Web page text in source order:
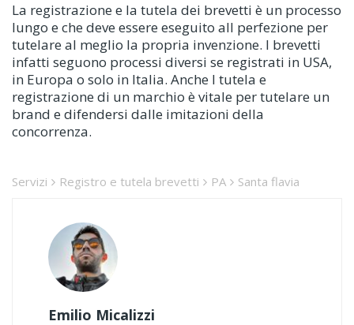
La registrazione e la tutela dei brevetti è un processo
lungo e che deve essere eseguito all perfezione per
tutelare al meglio la propria invenzione. I brevetti
infatti seguono processi diversi se registrati in USA,
in Europa o solo in Italia. Anche l tutela e
registrazione di un marchio è vitale per tutelare un
brand e difendersi dalle imitazioni della
concorrenza.
Servizi Registro e tutela brevetti PA Santa flavia
Emilio Micalizzi